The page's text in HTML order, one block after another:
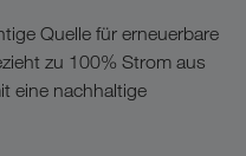
Quelle für erneuerbare
zu 100% Strom aus
eine nachhaltige